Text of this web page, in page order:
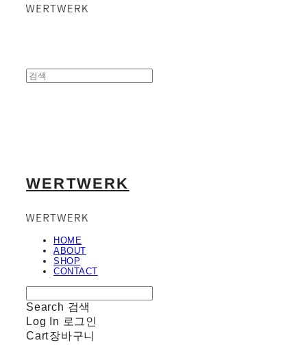
WERTWERK
HOME
ABOUT
SHOP
CONTACT
Search 검색
Log In 로그인
Cart장바구니